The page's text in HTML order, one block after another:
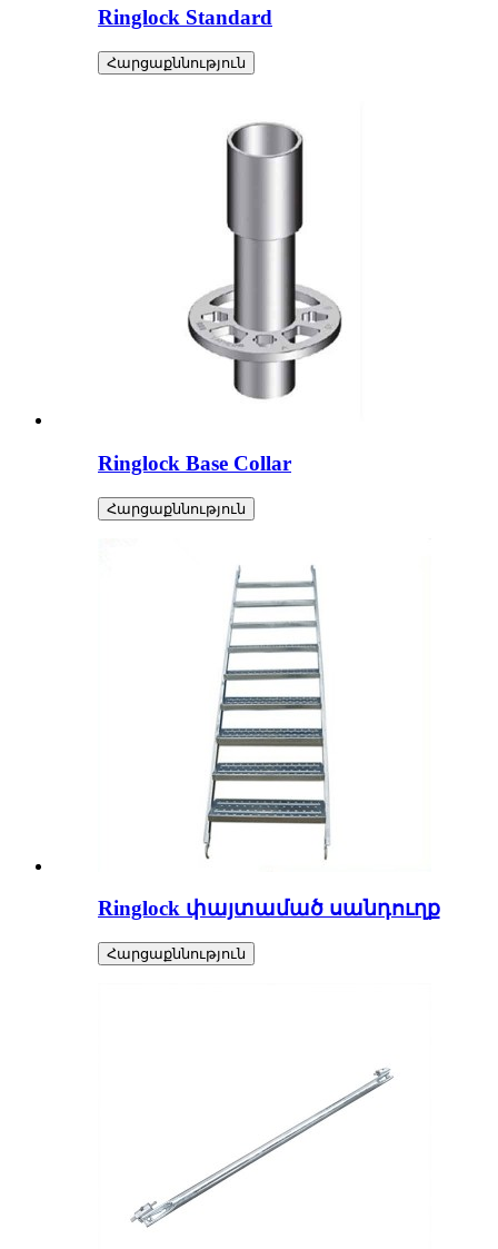
Ringlock Standard
Հարցաքննություն
Ringlock Base Collar
Հարցաքննություն
Ringlock փայտամած սանդուղք
Հարցաքննություն